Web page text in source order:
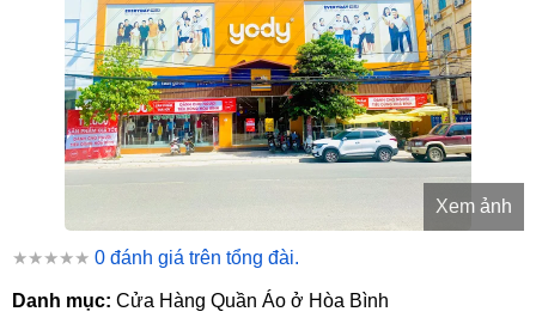
Xem ảnh
★★★★★ 0 đánh giá trên tổng đài.
Danh mục: Cửa Hàng Quần Áo ở Hòa Bình